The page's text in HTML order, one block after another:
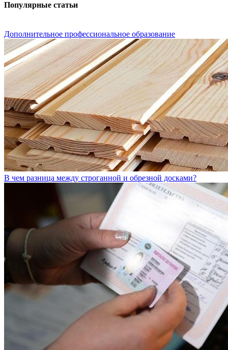
Популярные статьи
Дополнительное профессиональное образование
В чем разница между строганной и обрезной досками?